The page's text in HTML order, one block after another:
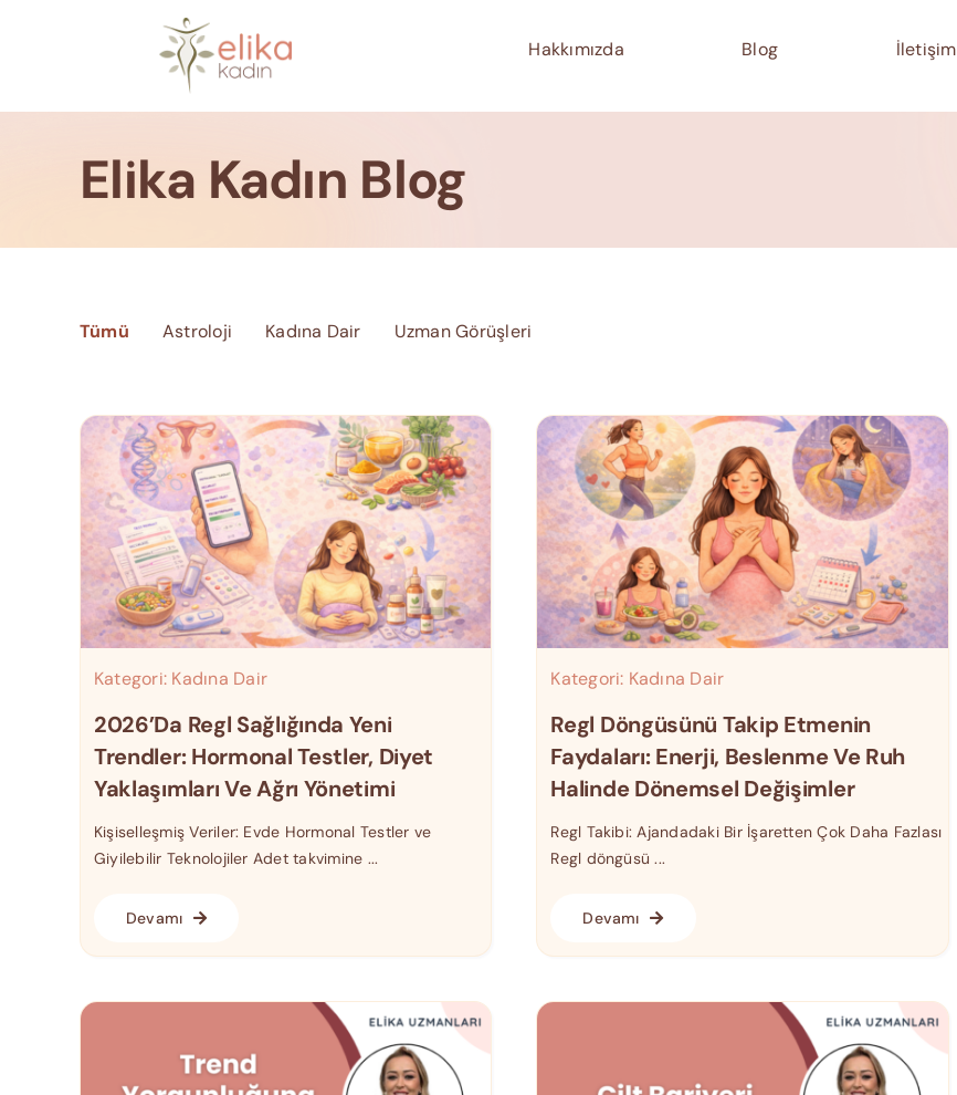
Hakkımızda Blog İletişim
Elika Kadın Blog
Tümü Astroloji Kadına Dair Uzman Görüşleri
Kategori: Kadına Dair
2026’da Regl Sağlığında Yeni
Trendler: Hormonal Testler, Diyet
Yaklaşımları Ve Ağrı Yönetimi
Kişiselleşmiş Veriler: Evde Hormonal Testler ve
Giyilebilir Teknolojiler Adet takvimine ...
Devamı
Kategori: Kadına Dair
Regl Döngüsünü Takip Etmenin
Faydaları: Enerji, Beslenme Ve Ruh
Halinde Dönemsel Değişimler
Regl Takibi: Ajandadaki Bir İşaretten Çok Daha Fazlası
Regl döngüsü ...
Devamı